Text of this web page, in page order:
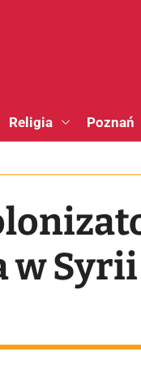
Religia Poznań
w Syrii